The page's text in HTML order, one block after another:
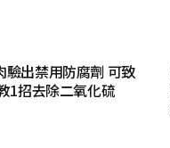
驗出禁用防腐劑 可致
1招去除二氧化硫